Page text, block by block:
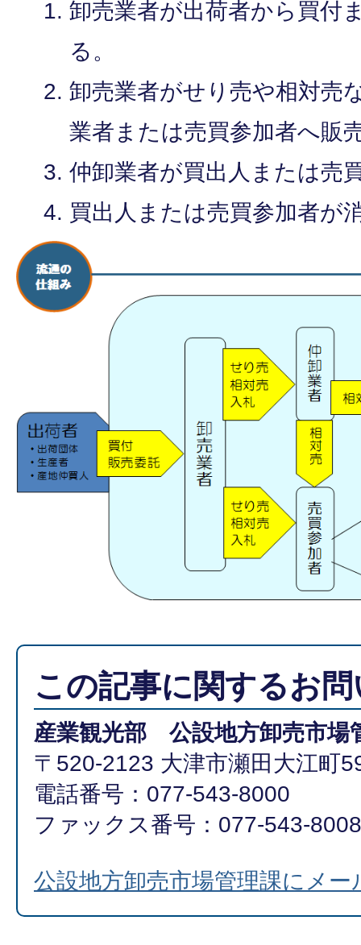
卸売業者が出荷者から買付
る。
卸売業者がせり売や相対売
業者または売買参加者へ販
仲卸業者が買出人または売
買出人または売買参加者が
この記事に関するお
産業観光部 公設地方卸売市場
〒520-2123 大津市瀬田大江町
電話番号：077-543-8000
ファックス番号：077-543-8008
公設地方卸売市場管理課にメー